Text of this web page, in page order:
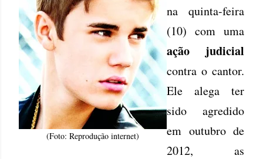
(Foto: Reprodução internet)
na quinta-feira
(10) com uma
ação judicial
contra o cantor.
Ele alega ter
sido agredido
em outubro de
2012, as